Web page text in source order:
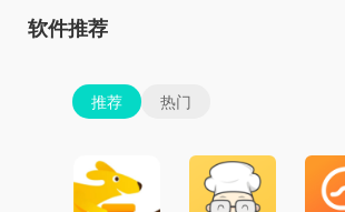
软件推荐
推荐 热门